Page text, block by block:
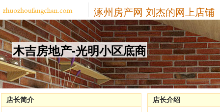
涿州房产网 刘杰的网上店铺
木吉房地产-光明小区底商
店长简介 店长介绍